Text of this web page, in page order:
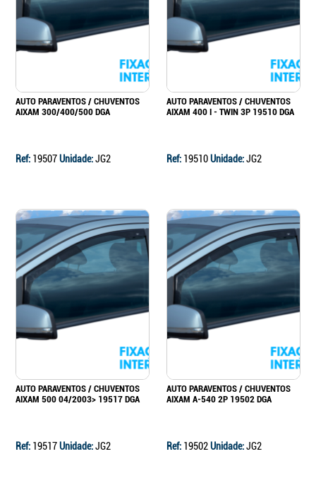
AUTO PARAVENTOS / CHUVENTOS
AIXAM 300/400/500 DGA
Ref: 19507Unidade:JG2
AUTO PARAVENTOS / CHUVENTOS
AIXAM 400 I - TWIN 3P 19510 DGA
Ref: 19510Unidade:JG2
AUTO PARAVENTOS / CHUVENTOS
AIXAM 500 04/2003> 19517 DGA
Ref: 19517Unidade:JG2
AUTO PARAVENTOS / CHUVENTOS
AIXAM A-540 2P 19502 DGA
Ref: 19502Unidade:JG2